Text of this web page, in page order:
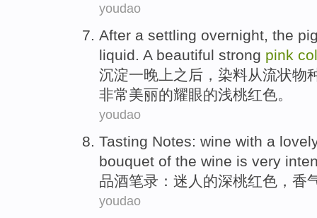
youdao
After a settling overnight, the
liquid. A beautiful strong pink
沉淀一晚上之后 ， 染料从流状物
非常美丽的耀眼的浅桃红色。
youdao
Tasting Notes: wine with a
bouquet of the wine is very
品酒笔录 ： 迷人的深桃红色 ， 香
youdao